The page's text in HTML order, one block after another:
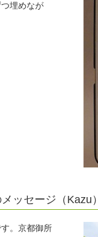
埋めなが
ッセージ（Kazu）
。京都御所